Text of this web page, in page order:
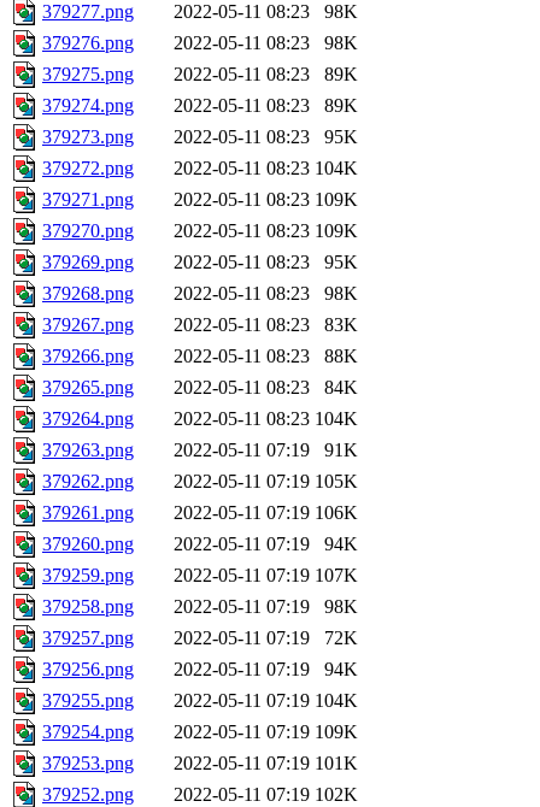
379277.png
2022-05-11 08:23
98K
379276.png
2022-05-11 08:23
98K
379275.png
2022-05-11 08:23
89K
379274.png
2022-05-11 08:23
89K
379273.png
2022-05-11 08:23
95K
379272.png
2022-05-11 08:23 104K
379271.png
2022-05-11 08:23 109K
379270.png
2022-05-11 08:23 109K
379269.png
2022-05-11 08:23
95K
379268.png
2022-05-11 08:23
98K
379267.png
2022-05-11 08:23
83K
379266.png
2022-05-11 08:23
88K
379265.png
2022-05-11 08:23
84K
379264.png
2022-05-11 08:23 104K
379263.png
2022-05-11 07:19
91K
379262.png
2022-05-11 07:19 105K
379261.png
2022-05-11 07:19 106K
379260.png
2022-05-11 07:19
94K
379259.png
2022-05-11 07:19 107K
379258.png
2022-05-11 07:19
98K
379257.png
2022-05-11 07:19
72K
379256.png
2022-05-11 07:19
94K
379255.png
2022-05-11 07:19 104K
379254.png
2022-05-11 07:19 109K
379253.png
2022-05-11 07:19 101K
379252.png
2022-05-11 07:19 102K